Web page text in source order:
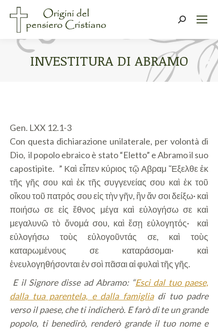
Cerca:
INVESTITURA DI ABRAMO
Gen. LXX 12.1-3
Con questa dichiarazione unilaterale, per volontà di
Dio, il popolo ebraico è stato “Eletto” e Abramo il suo
capostipite. ” Καὶ εἶπεν κύριος τῷ Αβραμ Ἔξελθε ἐκ
τῆς γῆς σου καὶ ἐκ τῆς συγγενείας σου καὶ ἐκ τοῦ
οἴκου τοῦ πατρός σου εἰς τὴν γῆν, ἣν ἄν σοι δείξω· καὶ
ποιήσω σε εἰς ἔθνος μέγα καὶ εὐλογήσω σε καὶ
μεγαλυνῶ τὸ ὄνομά σου, καὶ ἔσῃ εὐλογητός·
καὶ
εὐλογήσω τοὺς εὐλογοῦντάς σε, καὶ τοὺς
καταρωμένους σε καταράσομαι· καὶ
ἐνευλογηθήσονται ἐν σοὶ πᾶσαι αἱ φυλαὶ τῆς γῆς.
E il Signore disse ad Abramo: “Esci dal tuo paese,
dalla tua parentela, e dalla famigliadi tuo padre
verso il paese, che ti indicherò. E farò di te un grande
popolo, ti benedirò, renderò grande il tuo nome e